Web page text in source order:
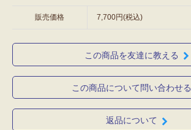
販売価格 7,700円(税込)
この商品を友達に教える
この商品について問い合わせる
返品について